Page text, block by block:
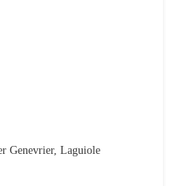
Genevrier, Laguiole